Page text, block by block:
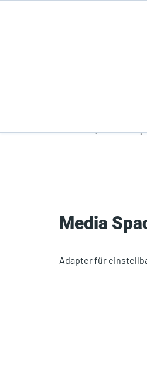
Home Media
Media
Adapter für